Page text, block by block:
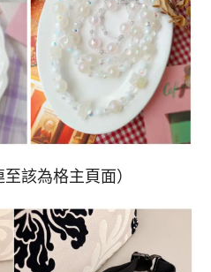
至該為格主頁面）